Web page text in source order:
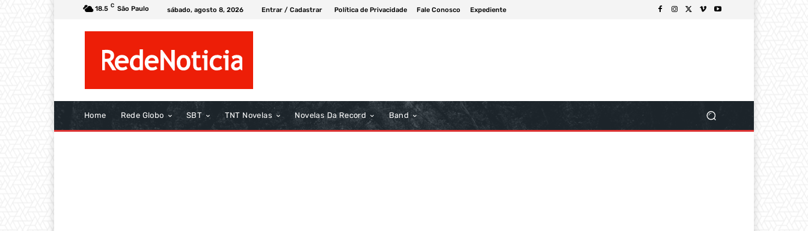
18.5 C São Paulo sábado, agosto 8, 2026 Entrar / Cadastrar Política de Privacidade Fale Conosco Expediente
Home Rede Globo SBT TNT Novelas Novelas Da Record Band